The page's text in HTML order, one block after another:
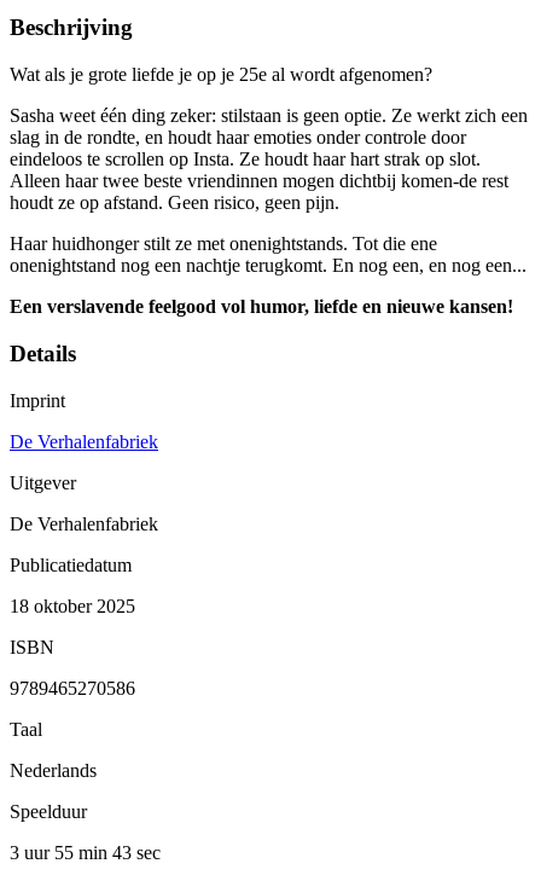
Beschrijving
Wat als je grote liefde je op je 25e al wordt afgenomen?
Sasha weet één ding zeker: stilstaan is geen optie. Ze werkt zich een
slag in de rondte, en houdt haar emoties onder controle door
eindeloos te scrollen op Insta. Ze houdt haar hart strak op slot.
Alleen haar twee beste vriendinnen mogen dichtbij komen-de rest
houdt ze op afstand. Geen risico, geen pijn.
Haar huidhonger stilt ze met onenightstands. Tot die ene
onenightstand nog een nachtje terugkomt. En nog een, en nog een...
Een verslavende feelgood vol humor, liefde en nieuwe kansen!
Details
Imprint
De Verhalenfabriek
Uitgever
De Verhalenfabriek
Publicatiedatum
18 oktober 2025
ISBN
9789465270586
Taal
Nederlands
Speelduur
3 uur 55 min 43 sec